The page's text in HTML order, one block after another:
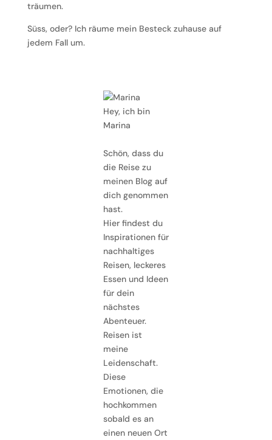
träumen.
Süss, oder? Ich räume mein Besteck zuhause auf
jedem Fall um.
Hey, ich bin
Marina
Schön, dass du
die Reise zu
meinen Blog auf
dich genommen
hast.
Hier findest du
Inspirationen für
nachhaltiges
Reisen, leckeres
Essen und Ideen
für dein
nächstes
Abenteuer.
Reisen ist
meine
Leidenschaft.
Diese
Emotionen, die
hochkommen
sobald es an
einen neuen Ort